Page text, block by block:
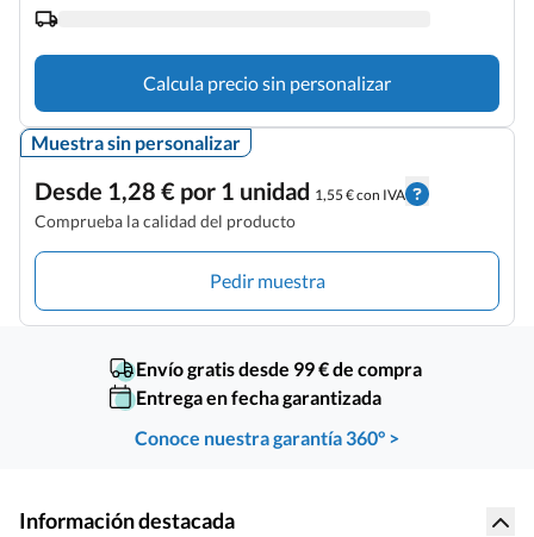
Calcula precio sin personalizar
Muestra sin personalizar
Desde 1,28 € por 1 unidad 1,55 € con IVA
Comprueba la calidad del producto
Pedir muestra
Envío gratis desde 99 € de compra
Entrega en fecha garantizada
Conoce nuestra garantía 360° >
Información destacada